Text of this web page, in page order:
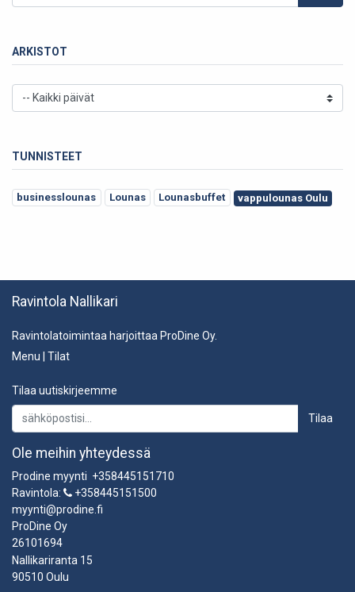
ARKISTOT
TUNNISTEET
businesslounas Lounas Lounasbuffet vappulounas Oulu
Ravintola Nallikari
Ravintolatoimintaa harjoittaa ProDine Oy.
Menu
Tilat
Tilaa uutiskirjeemme
Tilaa
Ole meihin yhteydessä
Prodine myynti +358445151710
Ravintola:
+358445151500
myynti@prodine.fi
ProDine Oy
26101694
Nallikariranta 15
90510 Oulu